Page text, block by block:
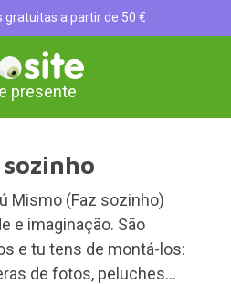
gratuitas a partir de 50 €
presente
sozinho
Mismo (Faz sozinho)
e imaginação. São
e tu tens de montá-los:
de fotos, peluches…